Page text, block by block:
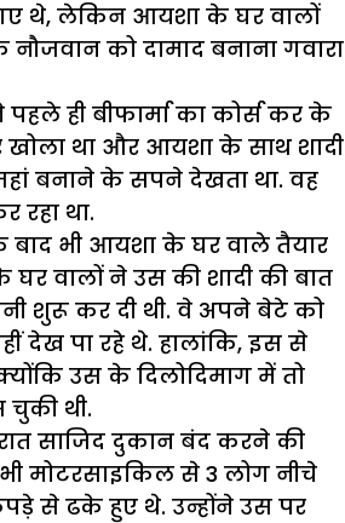
थे, लेकिन आयशा के घर वालों
को दामाद बनाना गवारा
ही बीफार्मा का कोर्स कर के
खोला था और आयशा के साथ शादी
बनाने के सपने देखता था. वह
रहा था.
भी आयशा के घर वाले तैयार
घर वालों ने उस की शादी की बात
शुरू कर दी थी. वे अपने बेटे को
देख पा रहे थे. हालांकि, इस से
उस के दिलोदिमाग में तो
थी.
रात साजिद दुकान बंद करने की
मोटरसाइकिल से 3 लोग नीचे
से ढके हुए थे. उन्होंने उस पर